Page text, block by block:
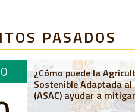
PASADOS
¿Cómo puede la
Sostenible Adaptada al
(ASAC) ayudar a
impactos en los